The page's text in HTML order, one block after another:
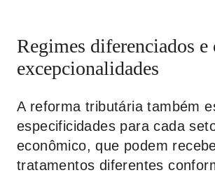
Regimes diferenciados e
excepcionalidades
A reforma tributária também
especificidades para cada
econômico, que podem
tratamentos diferentes